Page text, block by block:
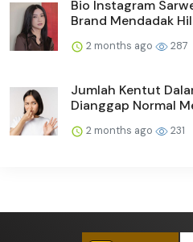
Bio Instagram
Brand Mendadak
2 months ago 287
Jumlah Kentut
Dianggap Normal
2 months ago 231